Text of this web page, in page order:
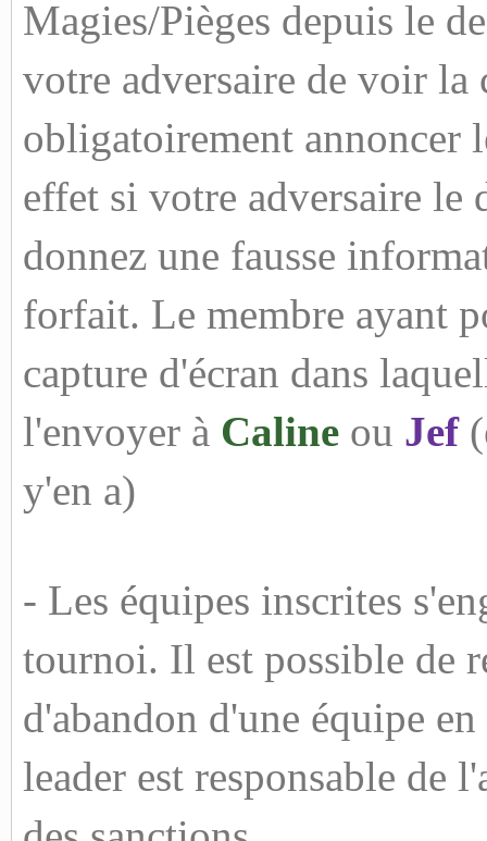
Magies/Pièges depuis le
votre adversaire de voir la
obligatoirement annoncer
effet si votre adversaire le
donnez une fausse
forfait. Le membre ayant
capture d'écran dans
l'envoyer à Caline ou Jef
y'en a)
- Les équipes inscrites
tournoi. Il est possible de
d'abandon d'une équipe
leader est responsable de